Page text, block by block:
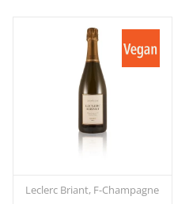
Leclerc Briant, F-Champagne